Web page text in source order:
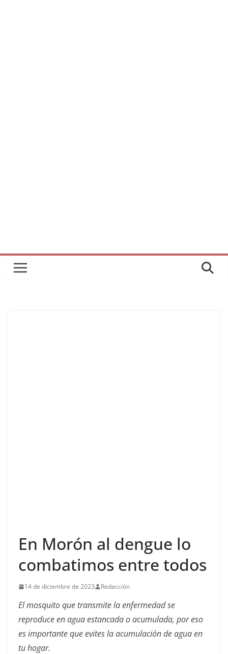
En Morón al dengue lo
combatimos entre todos
14 de diciembre de 2023 Redacción
El mosquito que transmite la enfermedad se
reproduce en agua estancada o acumulada, por eso
es importante que evites la acumulación de agua en
tu hogar.